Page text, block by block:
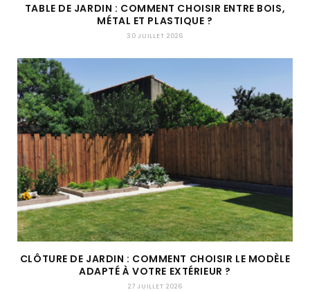
TABLE DE JARDIN : COMMENT CHOISIR ENTRE BOIS,
MÉTAL ET PLASTIQUE ?
30 JUILLET 2026
CLÔTURE DE JARDIN : COMMENT CHOISIR LE MODÈLE
ADAPTÉ À VOTRE EXTÉRIEUR ?
27 JUILLET 2026